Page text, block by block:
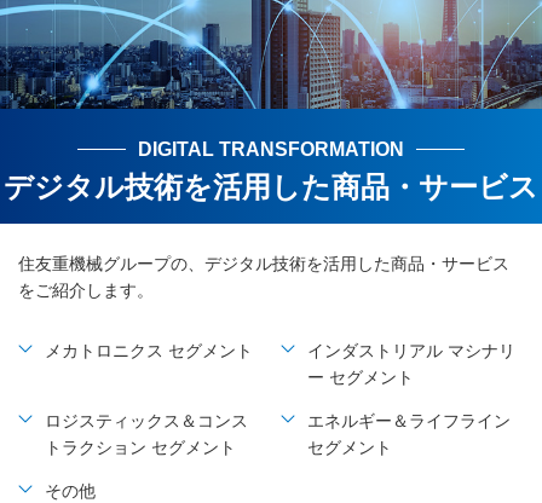
DIGITAL TRANSFORMATION
デジタル技術を活用した商品・サービス
住友重機械グループの、デジタル技術を活用した商品・サービス
をご紹介します。
メカトロニクス セグメント
インダストリアル マシナリ
ー セグメント
ロジスティックス＆コンス
トラクション セグメント
エネルギー＆ライフライン
セグメント
その他